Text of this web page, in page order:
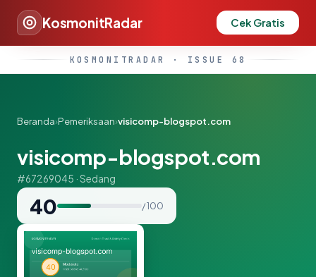
KosmonitRadar Cek Gratis
KOSMONITRADAR · ISSUE 68
Beranda›Pemeriksaan›visicomp-blogspot.com
visicomp-blogspot.com
#67269045 · Sedang
40 / 100